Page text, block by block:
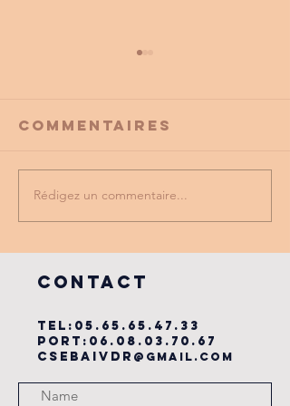
PROMO
PARTENAIRE
Commentaires
Rédigez un commentaire...
COntact
TEL: 05.65.65.47.33
PORT: 06.08.03.70.67
csebaivdr @gmail.com